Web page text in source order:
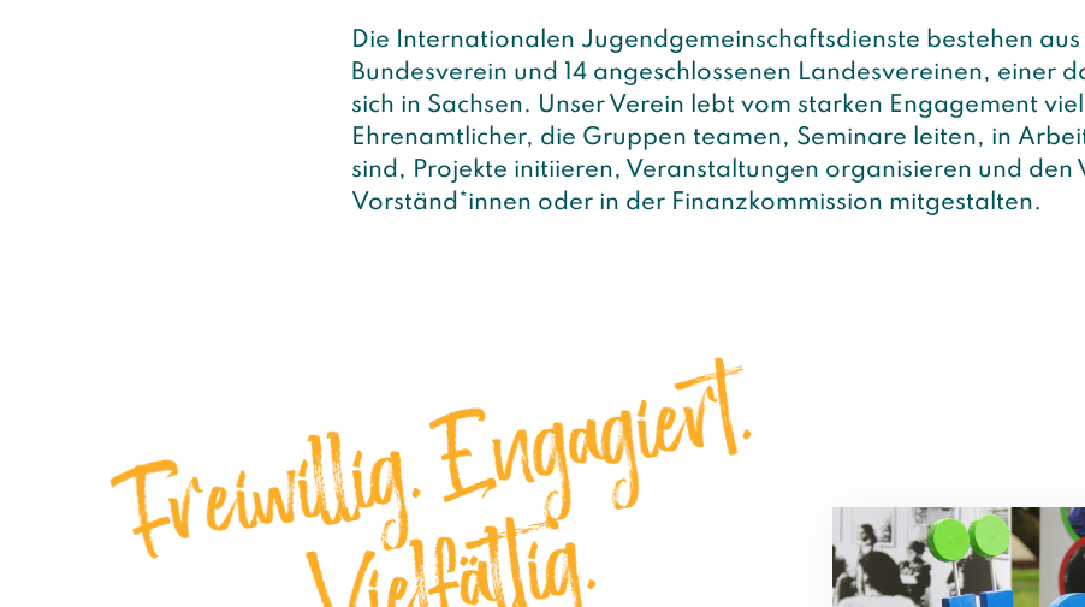
Die Internationalen Jugendgemeinschaftsdienste bestehen aus
Bundesverein und 14 angeschlossenen Landesvereinen, einer
sich in Sachsen. Unser Verein lebt vom starken Engagement
Ehrenamtlicher, die Gruppen teamen, Seminare leiten, in
sind, Projekte initiieren, Veranstaltungen organisieren und den
Vorständ*innen oder in der Finanzkommission mitgestalten.